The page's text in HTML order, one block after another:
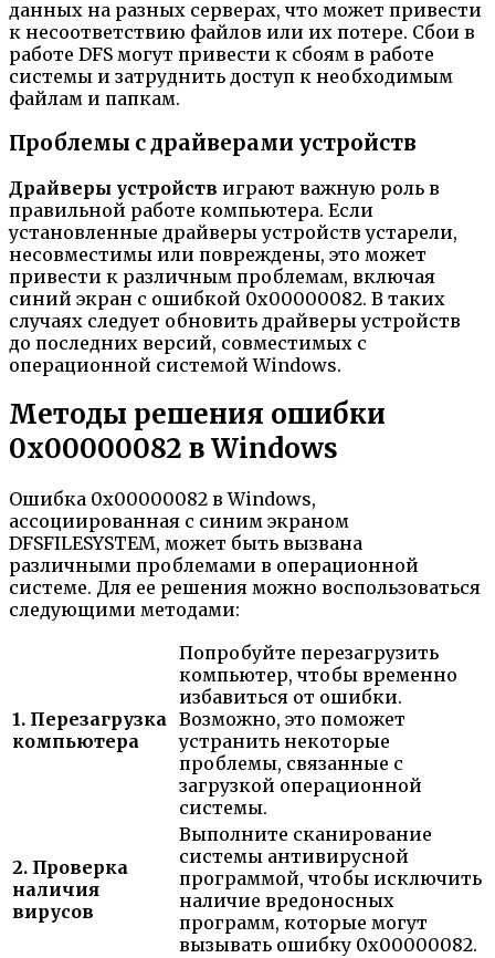
данных на разных серверах, что может привести
к несоответствию файлов или их потере. Сбои в
работе DFS могут привести к сбоям в работе
системы и затруднить доступ к необходимым
файлам и папкам.
Проблемы с драйверами устройств
Драйверы устройств играют важную роль в
правильной работе компьютера. Если
установленные драйверы устройств устарели,
несовместимы или повреждены, это может
привести к различным проблемам, включая
синий экран с ошибкой 0x00000082. В таких
случаях следует обновить драйверы устройств
до последних версий, совместимых с
операционной системой Windows.
Методы решения ошибки
0x00000082 в Windows
Ошибка 0x00000082 в Windows,
ассоциированная с синим экраном
DFSFILESYSTEM, может быть вызвана
различными проблемами в операционной
системе. Для ее решения можно воспользоваться
следующими методами:
1. Перезагрузка
компьютера
Попробуйте перезагрузить
компьютер, чтобы временно
избавиться от ошибки.
Возможно, это поможет
устранить некоторые
проблемы, связанные с
загрузкой операционной
системы.
2. Проверка
наличия
вирусов
Выполните сканирование
системы антивирусной
программой, чтобы исключить
наличие вредоносных
программ, которые могут
вызывать ошибку 0x00000082.